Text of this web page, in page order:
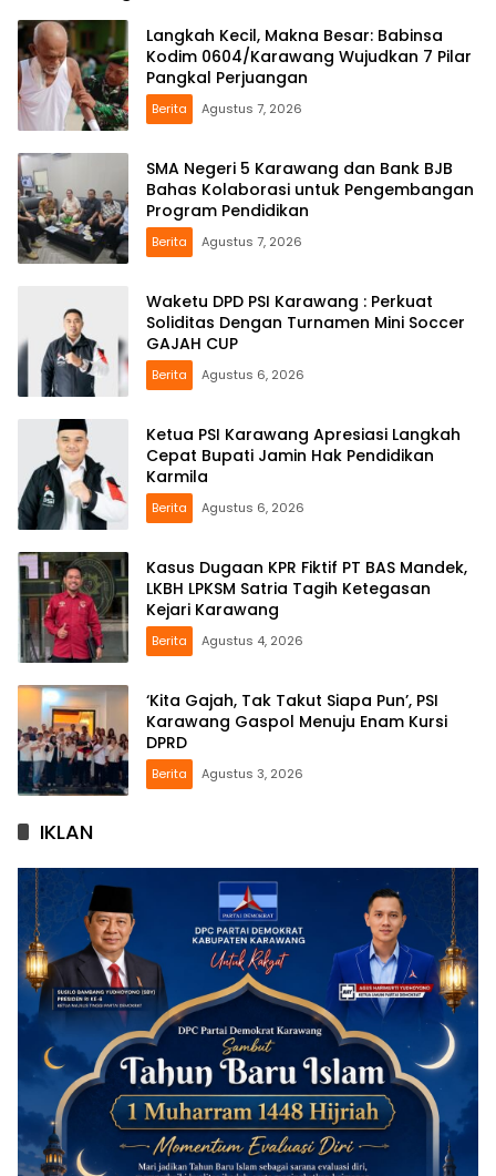
Langkah Kecil, Makna Besar: Babinsa
Kodim 0604/Karawang Wujudkan 7 Pilar
Pangkal Perjuangan
Berita Agustus 7, 2026
SMA Negeri 5 Karawang dan Bank BJB
Bahas Kolaborasi untuk Pengembangan
Program Pendidikan
Berita Agustus 7, 2026
Waketu DPD PSI Karawang : Perkuat
Soliditas Dengan Turnamen Mini Soccer
GAJAH CUP
Berita Agustus 6, 2026
Ketua PSI Karawang Apresiasi Langkah
Cepat Bupati Jamin Hak Pendidikan
Karmila
Berita Agustus 6, 2026
Kasus Dugaan KPR Fiktif PT BAS Mandek,
LKBH LPKSM Satria Tagih Ketegasan
Kejari Karawang
Berita Agustus 4, 2026
‘Kita Gajah, Tak Takut Siapa Pun’, PSI
Karawang Gaspol Menuju Enam Kursi
DPRD
Berita Agustus 3, 2026
IKLAN